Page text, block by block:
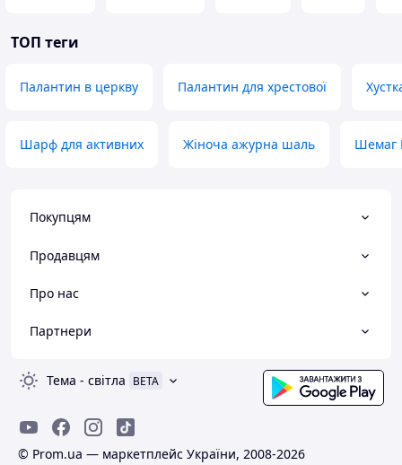
ТОП теги
Палантин в церкву Палантин для хрестової
Шарф для активних Жіноча ажурна шаль Шемаг
Покупцям
Продавцям
Про нас
Партнери
Тема - світла BETA
© Prom.ua — маркетплейс України, 2008-2026